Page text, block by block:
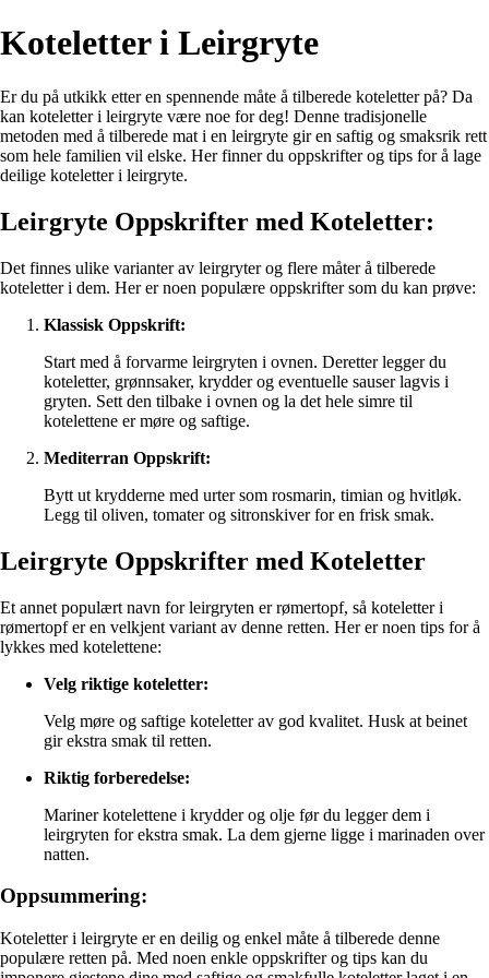
Koteletter i Leirgryte
Er du på utkikk etter en spennende måte å tilberede koteletter på? Da
kan koteletter i leirgryte være noe for deg! Denne tradisjonelle
metoden med å tilberede mat i en leirgryte gir en saftig og smaksrik rett
som hele familien vil elske. Her finner du oppskrifter og tips for å lage
deilige koteletter i leirgryte.
Leirgryte Oppskrifter med Koteletter:
Det finnes ulike varianter av leirgryter og flere måter å tilberede
koteletter i dem. Her er noen populære oppskrifter som du kan prøve:
Klassisk Oppskrift:
Start med å forvarme leirgryten i ovnen. Deretter legger du
koteletter, grønnsaker, krydder og eventuelle sauser lagvis i
gryten. Sett den tilbake i ovnen og la det hele simre til
kotelettene er møre og saftige.
Mediterran Oppskrift:
Bytt ut krydderne med urter som rosmarin, timian og hvitløk.
Legg til oliven, tomater og sitronskiver for en frisk smak.
Leirgryte Oppskrifter med Koteletter
Et annet populært navn for leirgryten er rømertopf, så koteletter i
rømertopf er en velkjent variant av denne retten. Her er noen tips for å
lykkes med kotelettene:
Velg riktige koteletter:
Velg møre og saftige koteletter av god kvalitet. Husk at beinet
gir ekstra smak til retten.
Riktig forberedelse:
Mariner kotelettene i krydder og olje før du legger dem i
leirgryten for ekstra smak. La dem gjerne ligge i marinaden over
natten.
Oppsummering:
Koteletter i leirgryte er en deilig og enkel måte å tilberede denne
populære retten på. Med noen enkle oppskrifter og tips kan du